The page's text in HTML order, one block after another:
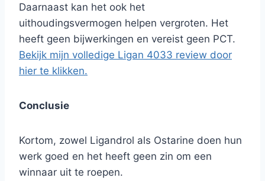
Daarnaast kan het ook het
uithoudingsvermogen helpen vergroten. Het
heeft geen bijwerkingen en vereist geen PCT.
Bekijk mijn volledige Ligan 4033 review door
hier te klikken.
Conclusie
Kortom, zowel Ligandrol als Ostarine doen hun
werk goed en het heeft geen zin om een
winnaar uit te roepen.